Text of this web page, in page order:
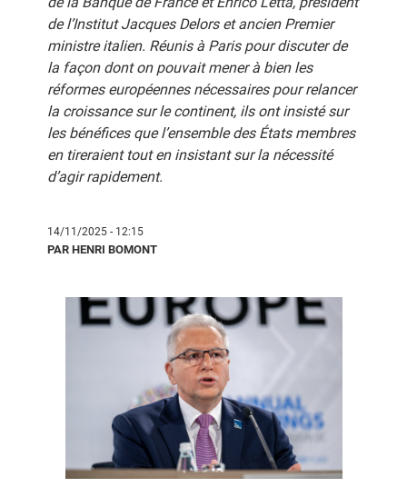
de l’Institut Jacques Delors et ancien Premier
ministre italien. Réunis à Paris pour discuter de
la façon dont on pouvait mener à bien les
réformes européennes nécessaires pour relancer
la croissance sur le continent, ils ont insisté sur
les bénéfices que l’ensemble des États membres
en tireraient tout en insistant sur la nécessité
d’agir rapidement.
14/11/2025 - 12:15
PAR HENRI BOMONT